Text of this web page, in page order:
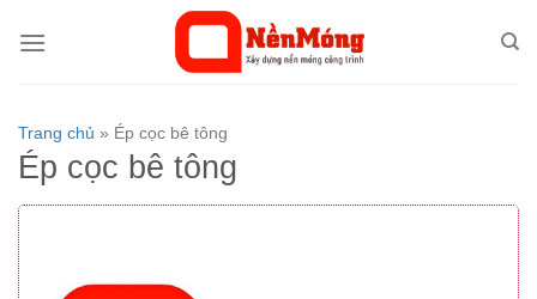
qua
Trang chủ » Ép cọc bê tông
Ép cọc bê tông